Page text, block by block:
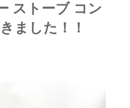
ストーブ コン
ました！！